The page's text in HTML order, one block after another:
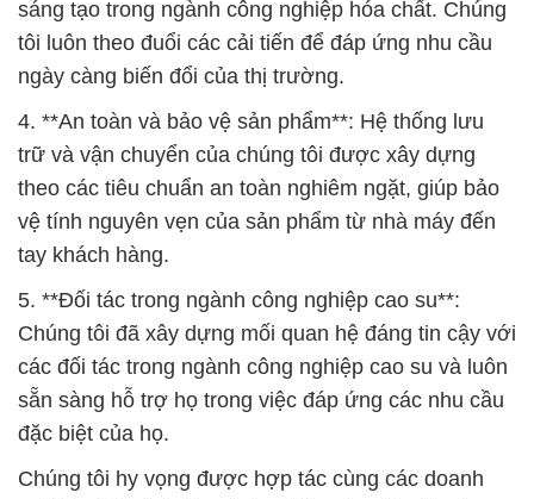
sáng tạo trong ngành công nghiệp hóa chất. Chúng
tôi luôn theo đuổi các cải tiến để đáp ứng nhu cầu
ngày càng biến đổi của thị trường.
4. **An toàn và bảo vệ sản phẩm**: Hệ thống lưu
trữ và vận chuyển của chúng tôi được xây dựng
theo các tiêu chuẩn an toàn nghiêm ngặt, giúp bảo
vệ tính nguyên vẹn của sản phẩm từ nhà máy đến
tay khách hàng.
5. **Đối tác trong ngành công nghiệp cao su**:
Chúng tôi đã xây dựng mối quan hệ đáng tin cậy với
các đối tác trong ngành công nghiệp cao su và luôn
sẵn sàng hỗ trợ họ trong việc đáp ứng các nhu cầu
đặc biệt của họ.
Chúng tôi hy vọng được hợp tác cùng các doanh